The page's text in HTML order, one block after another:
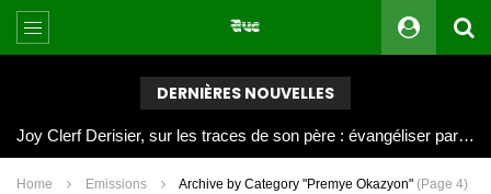
DERNIÈRES NOUVELLES
Joy Clerf Derisier, sur les traces de son père : évangéliser par la musique
Home Emissions Archive by Category "Premye Okazyon" (Page 4)